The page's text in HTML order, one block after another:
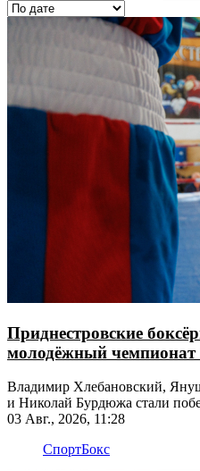
Приднестровские
молодёжный
Владимир Хлебановский,
и Николай Бурдюжа стали
Молдавии U23
03 Авг., 2026, 11:28
СпортБокс